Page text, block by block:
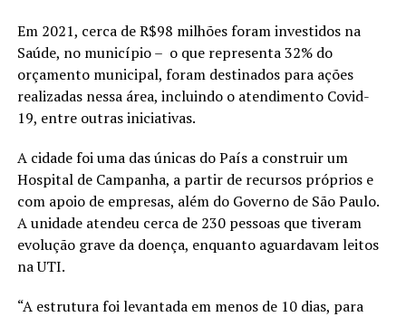
Em 2021, cerca de R$98 milhões foram investidos na
Saúde, no município – o que representa 32% do
orçamento municipal, foram destinados para ações
realizadas nessa área, incluindo o atendimento Covid-
19, entre outras iniciativas.
A cidade foi uma das únicas do País a construir um
Hospital de Campanha, a partir de recursos próprios e
com apoio de empresas, além do Governo de São Paulo.
A unidade atendeu cerca de 230 pessoas que tiveram
evolução grave da doença, enquanto aguardavam leitos
na UTI.
“A estrutura foi levantada em menos de 10 dias, para